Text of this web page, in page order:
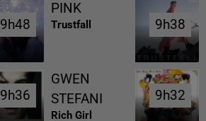
9h48
9h48
PINK
Trustfall 9h38
9h38
9h36
9h36
GWEN
STEFANI
Rich Girl
9h32
9h32